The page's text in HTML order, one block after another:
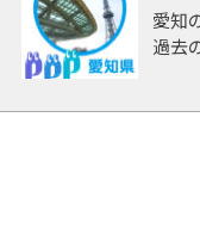
愛知
過去